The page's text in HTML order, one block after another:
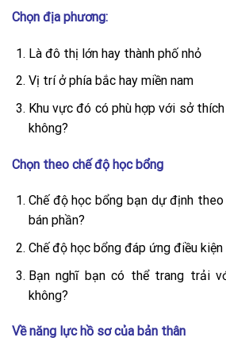
Chọn địa phương:
Là đô thị lớn hay thành phố nhỏ
Vị trí ở phía bắc hay miền nam
Khu vực đó có phù hợp với sở
không?
Chọn theo chế độ học bổng
Chế độ học bổng bạn dự định
bán phần?
Chế độ học bổng đáp ứng điều
Bạn nghĩ bạn có thể trang trải
không?
Về năng lực hồ sơ của bản thân